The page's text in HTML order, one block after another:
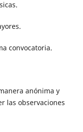
convocatoria.
anónima y
las observaciones